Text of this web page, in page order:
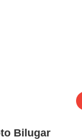
Bilugar